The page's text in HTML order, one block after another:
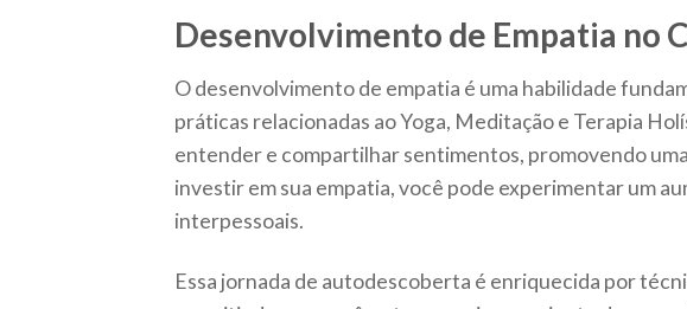
Desenvolvimento de Empatia no
O desenvolvimento de empatia é uma habilidade
práticas relacionadas ao Yoga, Meditação e Terapia
entender e compartilhar sentimentos, promovendo
investir em sua empatia, você pode experimentar um
interpessoais.
Essa jornada de autodescoberta é enriquecida por